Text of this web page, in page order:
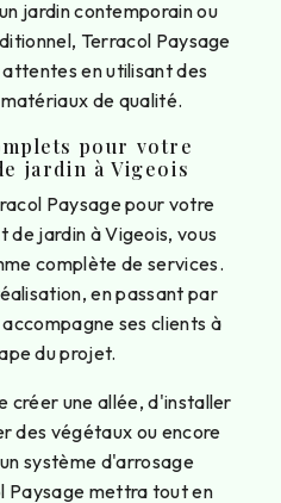
jardin contemporain ou
Terracol Paysage
en utilisant des
de qualité.
pour votre
jardin à Vigeois
Paysage pour votre
jardin à Vigeois, vous
complète de services.
en passant par
ses clients à
du projet.
créer une allée, d'installer
des végétaux ou encore
système d'arrosage
Paysage mettra tout en